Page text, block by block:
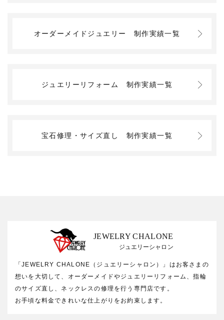
オーダーメイドジュエリー 制作実績一覧
ジュエリーリフォーム 制作実績一覧
宝石修理・サイズ直し 制作実績一覧
JEWELRY CHALONE
ジュエリーシャロン
「JEWELRY CHALONE（ジュエリーシャロン）」はお客さまの
想いを大切して、オーダーメイドやジュエリーリフォーム、指輪
のサイズ直し、ネックレスの修理を行う専門店です。
お手頃な料金できれいな仕上がりをお約束します。